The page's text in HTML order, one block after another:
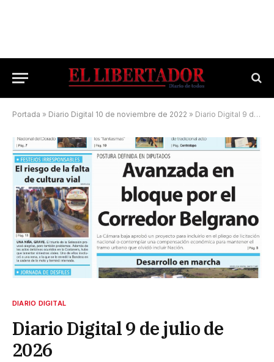
Portada » Diario Digital 10 de noviembre de 2022 » Diario Digital 9 de julio de 2026
DIARIO DIGITAL
Diario Digital 9 de julio de
2026